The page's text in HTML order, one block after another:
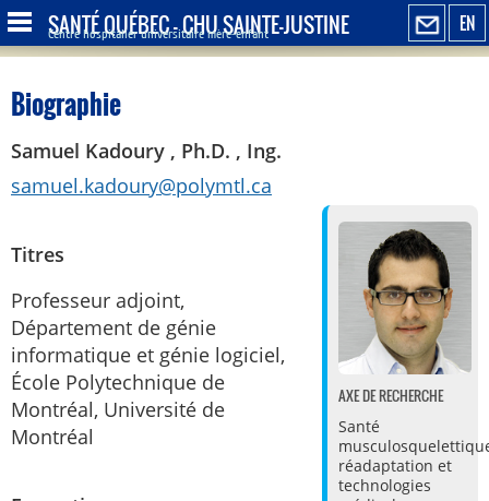
EN
SANTÉ QUÉBEC - CHU SAINTE-JUSTINE
Centre hospitalier universitaire mère-enfant
Biographie
Samuel Kadoury , Ph.D. , Ing.
samuel.kadoury@polymtl.ca
AXE DE RECHERCHE
Santé
réadaptation et
technologies
Titres
Professeur adjoint,
Département de génie
informatique et génie logiciel,
École Polytechnique de
Montréal, Université de
Montréal